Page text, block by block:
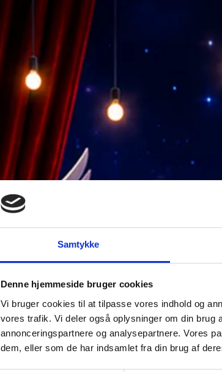
Samtykke
Denne hjemmeside bruger cookies
Vi bruger cookies til at tilpasse vores indhold og
vores trafik. Vi deler også oplysninger om din brug
annonceringspartnere og analysepartnere. Vores
dem, eller som de har indsamlet fra din brug af